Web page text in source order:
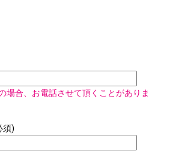
場合、お電話させて頂くことがありま
須)